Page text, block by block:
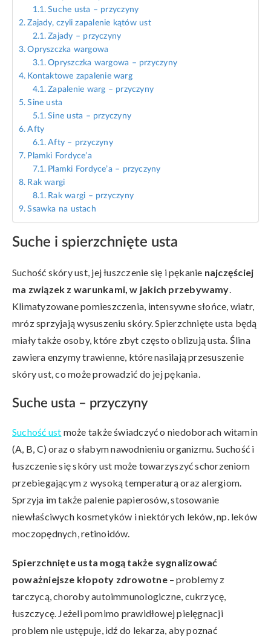
Suche usta – przyczyny
Zajady, czyli zapalenie kątów ust
Zajady – przyczyny
Opryszczka wargowa
Opryszczka wargowa – przyczyny
Kontaktowe zapalenie warg
Zapalenie warg – przyczyny
Sine usta
Sine usta – przyczyny
Afty
Afty – przyczyny
Plamki Fordyce’a
Plamki Fordyce’a – przyczyny
Rak wargi
Rak wargi – przyczyny
Ssawka na ustach
Suche i spierzchnięte usta
Suchość skóry ust, jej łuszczenie się i pękanie najczęściej
ma związek z warunkami, w jakich przebywamy.
Klimatyzowane pomieszczenia, intensywne słońce, wiatr,
mróz sprzyjają wysuszeniu skóry. Spierzchnięte usta będą
miały także osoby, które zbyt często oblizują usta. Ślina
zawiera enzymy trawienne, które nasilają przesuszenie
skóry ust, co może prowadzić do jej pękania.
Suche usta – przyczyny
Suchość ust może także świadczyć o niedoborach witamin
(A, B, C) oraz o słabym nawodnieniu organizmu. Suchość i
łuszczenie się skóry ust może towarzyszyć schorzeniom
przebiegającym z wysoką temperaturą oraz alergiom.
Sprzyja im także palenie papierosów, stosowanie
niewłaściwych kosmetyków i niektórych leków, np. leków
moczopędnych, retinoidów.
Spierzchnięte usta mogą także sygnalizować
poważniejsze kłopoty zdrowotne– problemy z
tarczycą, choroby autoimmunologiczne, cukrzycę,
łuszczycę. Jeżeli pomimo prawidłowej pielęgnacji
problem nie ustępuje, idź do lekarza, aby poznać